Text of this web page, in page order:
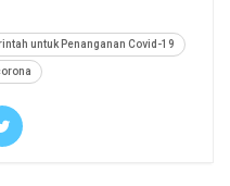
untuk Penanganan Covid-19